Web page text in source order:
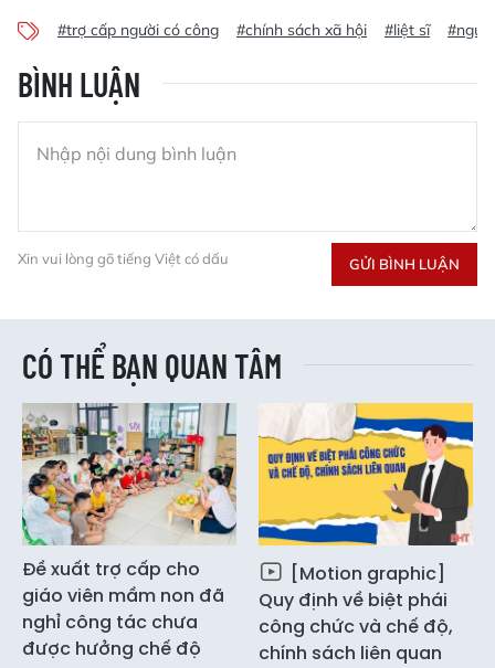
#trợ cấp người có công #chính sách xã hội #liệt sĩ
BÌNH LUẬN
Xin vui lòng gõ tiếng Việt có dấu GỬI BÌNH LUẬN
CÓ THỂ BẠN QUAN TÂM
Đề xuất trợ cấp cho
giáo viên mầm non đã
nghỉ công tác chưa
được hưởng chế độ
[Motion graphic]
Quy định về biệt phái
công chức và chế độ,
chính sách liên quan